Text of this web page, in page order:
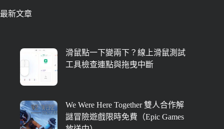
最新文章
滑鼠點一下變兩下？線上滑鼠測試
工具檢查連點與拖曳中斷
We Were Here Together 雙人合作解
謎冒險遊戲限時免費（Epic Games